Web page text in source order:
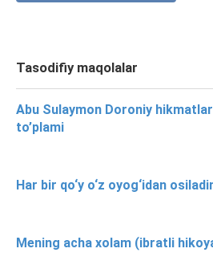
Tasodifiy maqolalar
Abu Sulaymon Doroniy
to’plami
Har bir qo‘y o‘z oyog‘idan
Mening acha xolam (ibratli